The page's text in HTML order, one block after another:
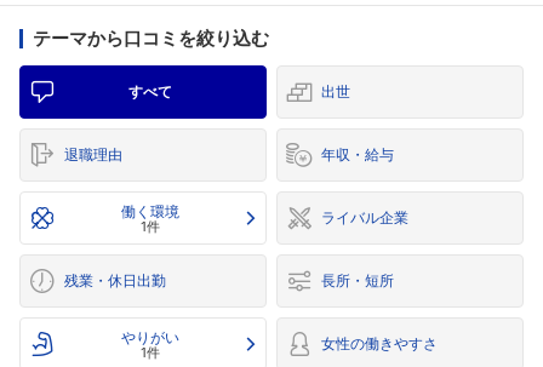
テーマから口コミを絞り込む
すべて 出世
退職理由 年収・給与
働く環境
1件 ライバル企業
残業・休日出勤 長所・短所
やりがい
1件 女性の働きやすさ